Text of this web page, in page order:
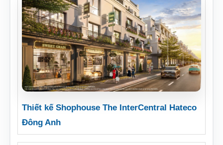
Thiết kế Shophouse The InterCentral Hateco
Đông Anh